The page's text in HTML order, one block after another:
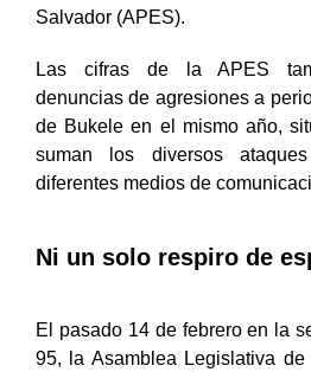
Salvador (APES).
Las cifras de la APES
denuncias de agresiones a
de Bukele en el mismo año,
suman los diversos
diferentes medios de
Ni un solo respiro de
El pasado 14 de febrero en la
95, la Asamblea Legislativa